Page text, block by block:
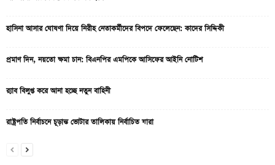
হাসিনা আসার ঘোষণা দিয়ে নিরীহ নেতাকর্মীদের বিপদে ফেলেছেন: কাদের সিদ্দিকী
প্রমাণ দিন, নয়তো ক্ষমা চান: বিএনপির এমপিকে আসিফের আইনি নোটিশ
র‍্যাব বিলুপ্ত করে আনা হচ্ছে নতুন বাহিনী
রাষ্ট্রপতি নির্বাচনে চূড়ান্ত ভোটার তালিকায় নির্বাচিত যারা